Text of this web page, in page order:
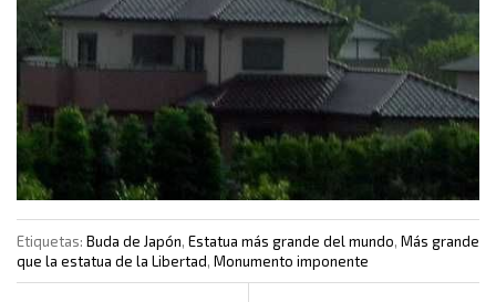
Etiquetas: Buda de Japón, Estatua más grande del mundo, Más grande
que la estatua de la Libertad, Monumento imponente